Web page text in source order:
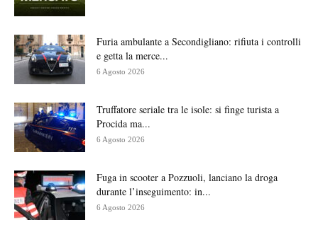
Furia ambulante a Secondigliano: rifiuta i controlli
e getta la merce...
6 Agosto 2026
Truffatore seriale tra le isole: si finge turista a
Procida ma...
6 Agosto 2026
Fuga in scooter a Pozzuoli, lanciano la droga
durante l’inseguimento: in...
6 Agosto 2026